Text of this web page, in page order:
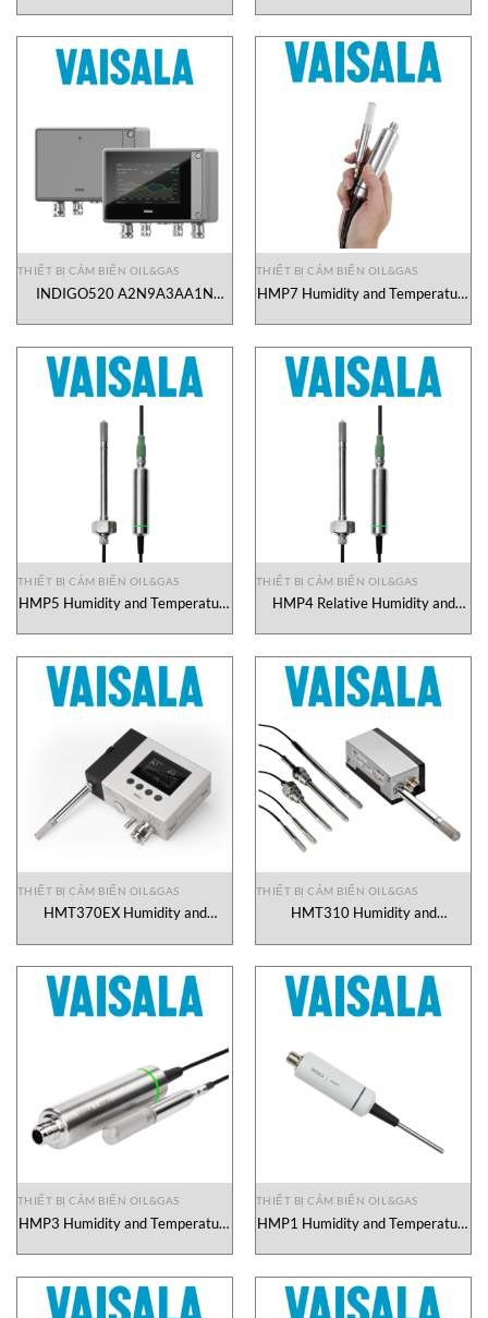
Vaisala Vietnam
THIẾT BỊ CẢM BIẾN OIL&GAS
INDIGO520 A2N9A3AA1N
Temperature Vaisala Vietnam
THIẾT BỊ CẢM BIẾN OIL&GAS
HMP7 Humidity and Temperature
THIẾT BỊ CẢM BIẾN OIL&GAS
HMP5 Humidity and Temperature
THIẾT BỊ CẢM BIẾN OIL&GAS
HMP4 Relative Humidity and
Vietnam
THIẾT BỊ CẢM BIẾN OIL&GAS
HMT370EX Humidity and
Vietnam
THIẾT BỊ CẢM BIẾN OIL&GAS
HMT310 Humidity and
Vietnam
THIẾT BỊ CẢM BIẾN OIL&GAS
HMP3 Humidity and Temperature
THIẾT BỊ CẢM BIẾN OIL&GAS
HMP1 Humidity and Temperature